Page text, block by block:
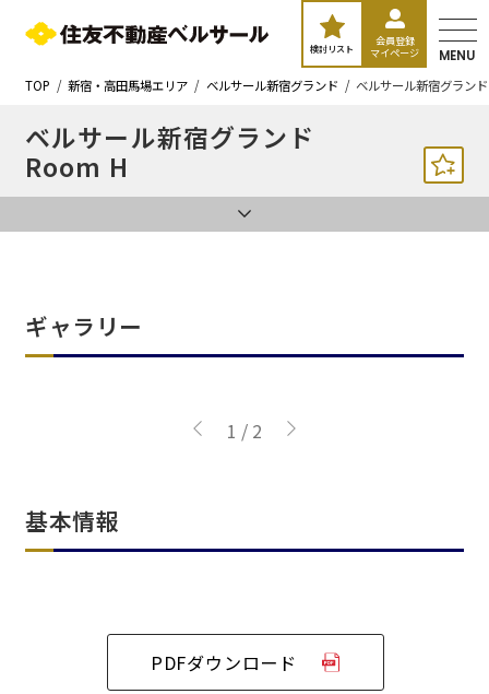
検討リスト
会員登録
マイページ
MENU
TOP
新宿・高田馬場エリア ベルサール新宿グランド ベルサール新宿グラ
ベルサール新宿グランド
Room H
ギャラリー
1 / 2
基本情報
PDFダウンロード